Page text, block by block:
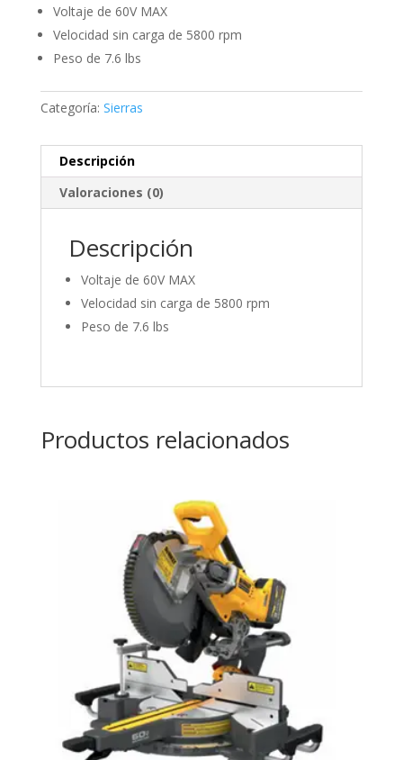
Voltaje de 60V MAX
Velocidad sin carga de 5800 rpm
Peso de 7.6 lbs
Categoría: Sierras
Descripción
Valoraciones (0)
Descripción
Voltaje de 60V MAX
Velocidad sin carga de 5800 rpm
Peso de 7.6 lbs
Productos relacionados